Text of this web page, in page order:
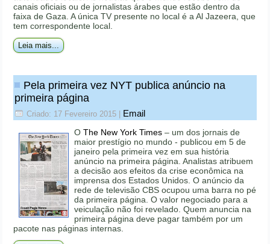
canais oficiais ou de jornalistas árabes que estão dentro da
faixa de Gaza. A única TV presente no local é a Al Jazeera, que
tem correspondente local.
Leia mais...
Pela primeira vez NYT publica anúncio na
primeira página
Criado: 17 Fevereiro 2015 Email
OThe New York Times – um dos jornais de
maior prestígio no mundo - publicou em 5 de
janeiro pela primeira vez em sua história
anúncio na primeira página. Analistas atribuem
a decisão aos efeitos da crise econômica na
imprensa dos Estados Unidos. O anúncio da
rede de televisão CBS ocupou uma barra no pé
da primeira página. O valor negociado para a
veiculação não foi revelado. Quem anuncia na
primeira página deve pagar também por um
pacote nas páginas internas.